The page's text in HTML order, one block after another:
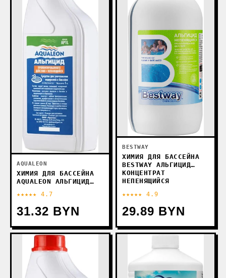
AQUALEON
ХИМИЯ ДЛЯ БАССЕЙНА
AQUALEON АЛЬГИЦИД
ДЕЙСТВИЯ НЕПЕНЯЩИЙСЯ
1КГ
★★★★★ 4.7
31.32 BYN
BESTWAY
ХИМИЯ ДЛЯ БАССЕЙНА
BESTWAY АЛЬГИЦИД
КОНЦЕНТРАТ
НЕПЕНЯЩИЙСЯ
ДЕЙСТВИЯ AP0.75LBW
(750 МЛ)
★★★★★ 4.9
29.89 BYN